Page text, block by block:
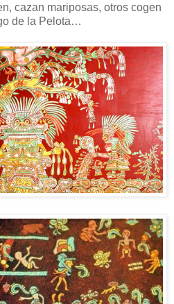
cazan mariposas, otros cogen
de la Pelota…